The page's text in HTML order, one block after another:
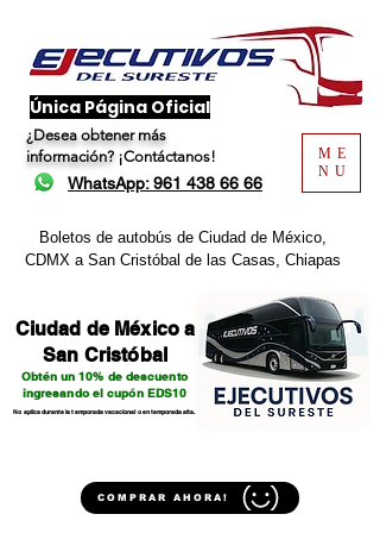
​Única Página Oficial
¿Desea obtener más
información? ¡Contáctanos!
WhatsApp: 961 438 66 66
ME
NU
Boletos de autobús de Ciudad de México,
CDMX a San Cristóbal de las Casas, Chiapas
Ciudad de México a
San Cristóbal
Obtén un 10% de descuento
ingresando el cupón EDS10
No aplica durante la temporada vacacional o en temporada alta.
COMPRAR AHORA!